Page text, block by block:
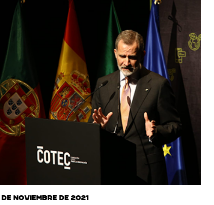
de noviembre de 2021